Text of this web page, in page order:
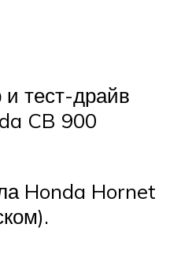
и тест-драйв
CB 900
Honda Hornet